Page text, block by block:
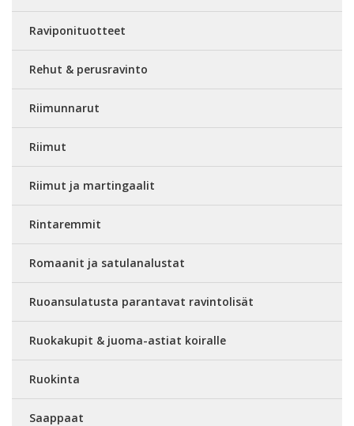
Raviponituotteet
Rehut & perusravinto
Riimunnarut
Riimut
Riimut ja martingaalit
Rintaremmit
Romaanit ja satulanalustat
Ruoansulatusta parantavat ravintolisät
Ruokakupit & juoma-astiat koiralle
Ruokinta
Saappaat